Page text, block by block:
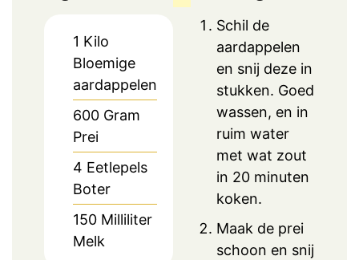
1 Kilo
Bloemige
aardappelen
600 Gram
Prei
4 Eetlepels
Boter
150 Milliliter
Melk
Schil de
aardappelen
en snij deze in
stukken. Goed
wassen, en in
ruim water
met wat zout
in 20 minuten
koken.
Maak de prei
schoon en snij